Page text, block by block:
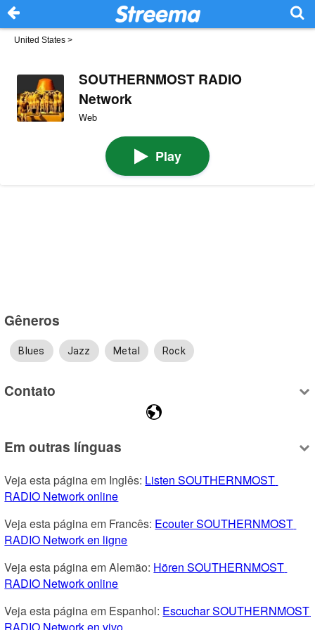
United States >
SOUTHERNMOST RADIO
Network
Web
Play
Gêneros
Blues Jazz Metal Rock
Contato
Em outras línguas
Veja esta página em Inglês: Listen SOUTHERNMOST
RADIO Network online
Veja esta página em Francês: Ecouter SOUTHERNMOST
RADIO Network en ligne
Veja esta página em Alemão: Hören SOUTHERNMOST
RADIO Network online
Veja esta página em Espanhol: Escuchar SOUTHERNMOST
RADIO Network en vivo